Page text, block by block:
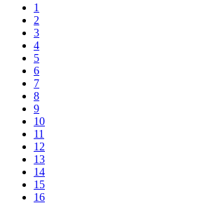
1
2
3
4
5
6
7
8
9
10
11
12
13
14
15
16